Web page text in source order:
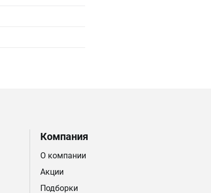
Компания
О компании
Акции
Подборки